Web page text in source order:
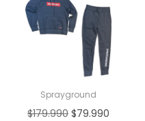
Sprayground
$179.990 $79.990